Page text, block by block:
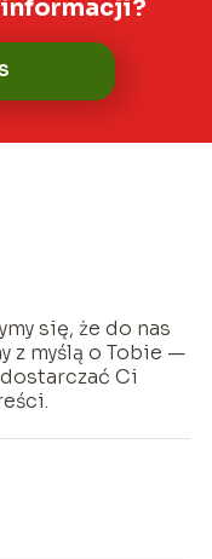
się, że do nas
z myślą o Tobie —
Ci